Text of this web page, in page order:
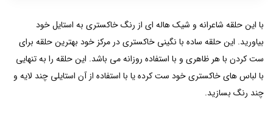
با این حلقه شاعرانه و شیک هاله ای از رنگ خاکستری به استایل خود
بیاورید. این حلقه ساده با نگینی خاکستری در مرکز خود بهترین حلقه برای
ست کردن با هر ظاهری و با استفاده روزانه می باشد. این حلقه را به تنهایی
با لباس های خاکستری خود ست کرده یا با استفاده از آن استایلی چند لایه و
چند رنگ بسازید.